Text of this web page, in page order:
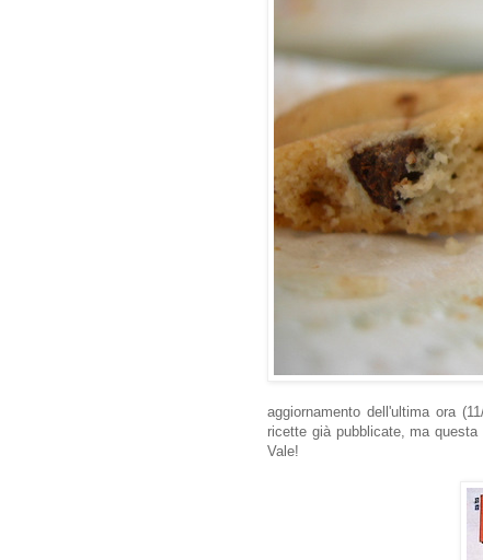
aggiornamento dell'ultima ora
ricette già pubblicate, ma
Vale!